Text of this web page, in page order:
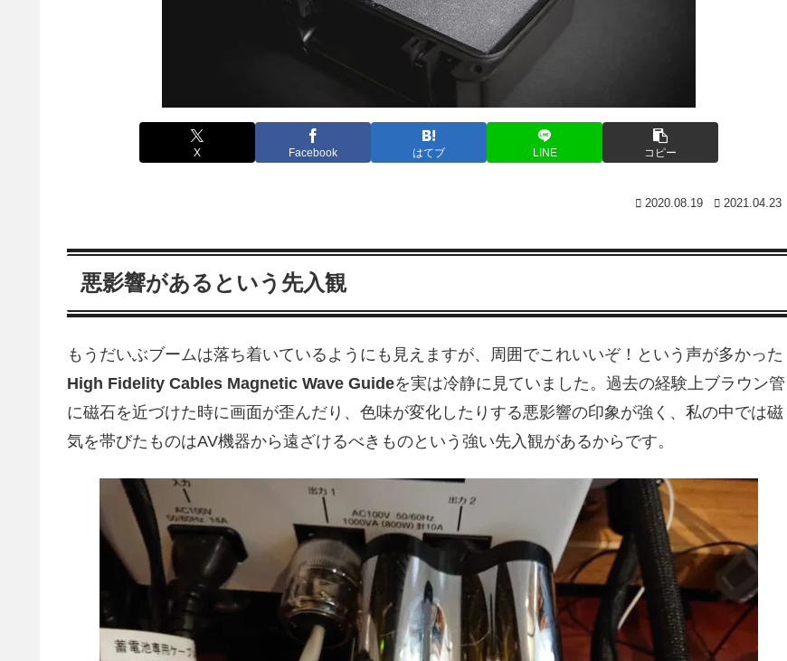
X Facebook はてブ LINE コピー
2020.08.19 2021.04.23
悪影響があるという先入観
もうだいぶブームは落ち着いているようにも見えますが、周囲でこれいいぞ！という声が多かった
High Fidelity Cables Magnetic Wave Guideを実は冷静に見ていました。過去の経験上ブラウン管
に磁石を近づけた時に画面が歪んだり、色味が変化したりする悪影響の印象が強く、私の中では磁
気を帯びたものはAV機器から遠ざけるべきものという強い先入観があるからです。